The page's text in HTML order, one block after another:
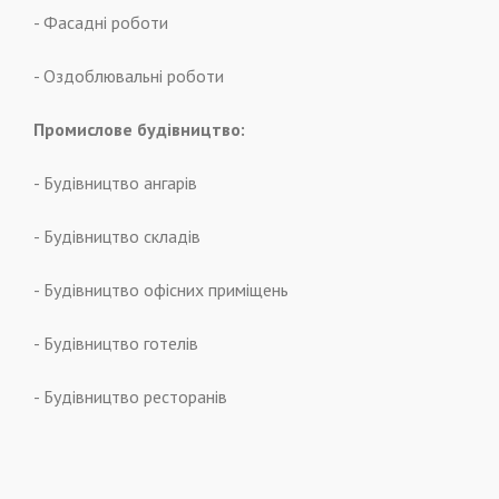
- Фасадні роботи
- Оздоблювальні роботи
Промислове будівництво:
- Будівництво ангарів
- Будівництво складів
- Будівництво офісних приміщень
- Будівництво готелів
- Будівництво ресторанів